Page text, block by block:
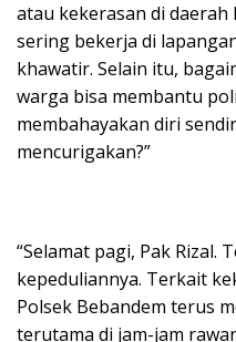
atau kekerasan di daerah
sering bekerja di
khawatir. Selain itu,
warga bisa membantu
membahayakan diri
mencurigakan?”
“Selamat pagi, Pak Rizal.
kepeduliannya. Terkait
Polsek Bebandem terus
terutama di jam-jam